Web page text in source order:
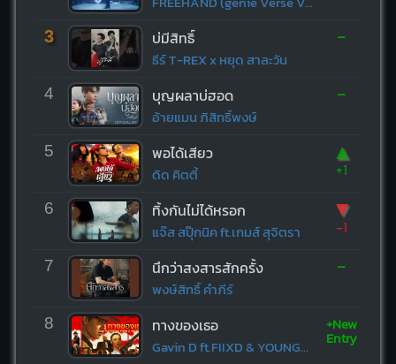
3 บ่มีสิทธิ์
ธีร์ T-REX x หยุด สาละวัน
-
4 บุญผลาบ่ฮอด
อ้ายแมน ภิสิทธิ์พงษ์
-
5 พอได้เสียว
ดิด คิตตี้
▲
+1
6 ทิ้งกันไม่ได้หรอก
แจ๊ส สปุ๊กนิค ft.เกมส์ สุจิตรา
▼
-1
7 นึกว่าสงสารสักครั้ง
พงษ์สิทธิ์ คำภีร์
-
8 ทางของเธอ
Gavin D ft.FIIXD & YOUNGOHM
+New
Entry